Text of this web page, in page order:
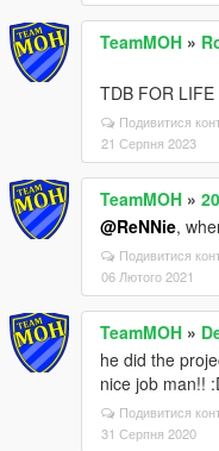
TeamMOH »
TDB FOR LIFE
Подивитися
21 Серпня 2023
TeamMOH »
@ReNNie,
Подивитися
06 Лютого 2021
TeamMOH »
he did the
nice job man!!
Подивитися
31 Серпня 2020